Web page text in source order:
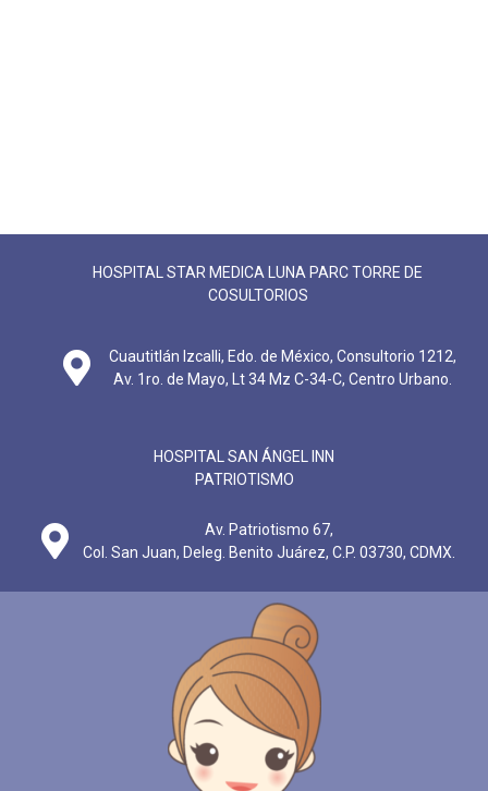
HOSPITAL STAR MEDICA LUNA PARC TORRE DE
COSULTORIOS
Cuautitlán Izcalli, Edo. de México, Consultorio 1212,
Av. 1ro. de Mayo, Lt 34 Mz C-34-C, Centro Urbano.
HOSPITAL SAN ÁNGEL INN
PATRIOTISMO
Av. Patriotismo 67,
Col. San Juan, Deleg. Benito Juárez, C.P. 03730, CDMX.